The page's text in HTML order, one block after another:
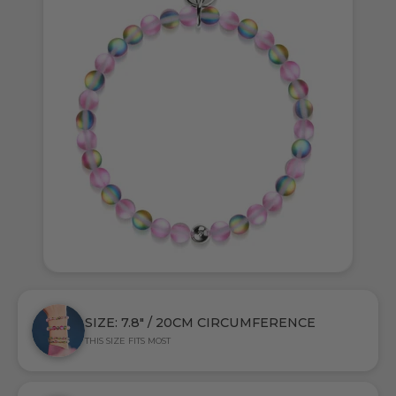
SIZE: 7.8" / 20CM CIRCUMFERENCE
THIS SIZE FITS MOST